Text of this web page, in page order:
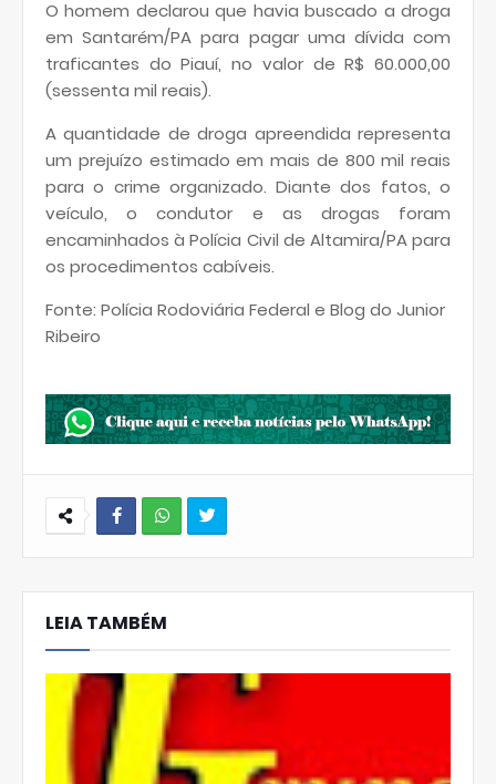
O homem declarou que havia buscado a droga
em Santarém/PA para pagar uma dívida com
traficantes do Piauí, no valor de R$ 60.000,00
(sessenta mil reais).
A quantidade de droga apreendida representa
um prejuízo estimado em mais de 800 mil reais
para o crime organizado. Diante dos fatos, o
veículo, o condutor e as drogas foram
encaminhados à Polícia Civil de Altamira/PA para
os procedimentos cabíveis.
Fonte: Polícia Rodoviária Federal e Blog do Junior
Ribeiro
hats
Ap
LEIA TAMBÉM